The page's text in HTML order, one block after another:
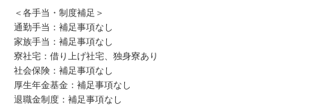
＜各手当・制度補足＞
通勤手当：補足事項なし
家族手当：補足事項なし
寮社宅：借り上げ社宅、独身寮あり
社会保険：補足事項なし
厚生年金基金：補足事項なし
退職金制度：補足事項なし